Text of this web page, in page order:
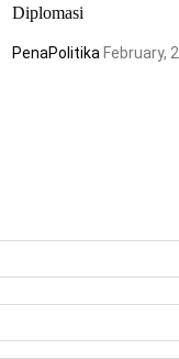
Diplomasi
PenaPolitika February,